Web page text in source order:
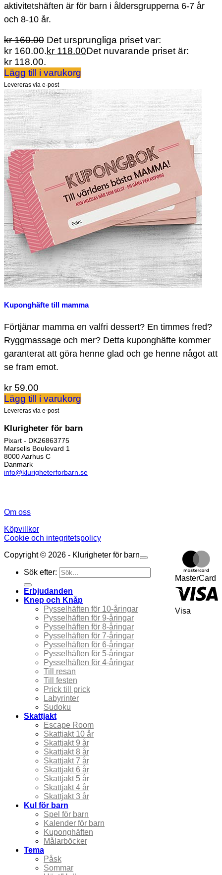
aktivitetshäften är för barn i åldersgrupperna 6-7 år
och 8-10 år.
kr160.00 Det ursprungliga priset var:
kr 160.00.kr 118.00Det nuvarande priset är:
kr 118.00.
Lägg till i varukorg
Levereras via e-post
Kuponghäfte till mamma
Förtjänar mamma en valfri dessert? En timmes fred?
Ryggmassage och mer? Detta kuponghäfte kommer
garanterat att göra henne glad och ge henne något att
se fram emot.
kr 59.00
Lägg till i varukorg
Levereras via e-post
Klurigheter för barn
Pixart - DK26863775
Marselis Boulevard 1
8000 Aarhus C
Danmark
info@klurigheterforbarn.se
Om oss
Köpvillkor
Cookie och integritetspolicy
MasterCard
Visa
Copyright © 2026 - Klurigheter för barn
Sök efter:
Erbjudanden
Knep och Knåp
Pysselhäften för 10-åringar
Pysselhäften för 9-åringar
Pysselhäften för 8-åringar
Pysselhäften för 7-åringar
Pysselhäften för 6-åringar
Pysselhäften för 5-åringar
Pysselhäften för 4-åringar
Till resan
Till festen
Prick till prick
Labyrinter
Sudoku
Skattjakt
Escape Room
Skattjakt 10 år
Skattjakt 9 år
Skattjakt 8 år
Skattjakt 7 år
Skattjakt 6 år
Skattjakt 5 år
Skattjakt 4 år
Skattjakt 3 år
Kul för barn
Spel för barn
Kalender för barn
Kuponghäften
Målarböcker
Tema
Påsk
Sommar